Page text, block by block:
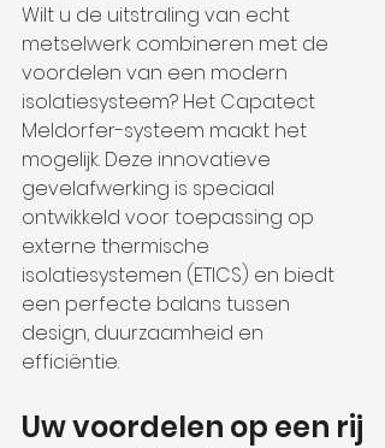
Wilt u de uitstraling van echt
metselwerk combineren met de
voordelen van een modern
isolatiesysteem? Het Capatect
Meldorfer-systeem maakt het
mogelijk. Deze innovatieve
gevelafwerking is speciaal
ontwikkeld voor toepassing op
externe thermische
isolatiesystemen (ETICS) en biedt
een perfecte balans tussen
design, duurzaamheid en
efficiëntie.
Uw voordelen op een rij